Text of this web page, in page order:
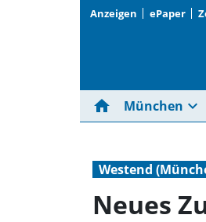
Anzeigen ePaper
home München expand_more
Westend
Neues